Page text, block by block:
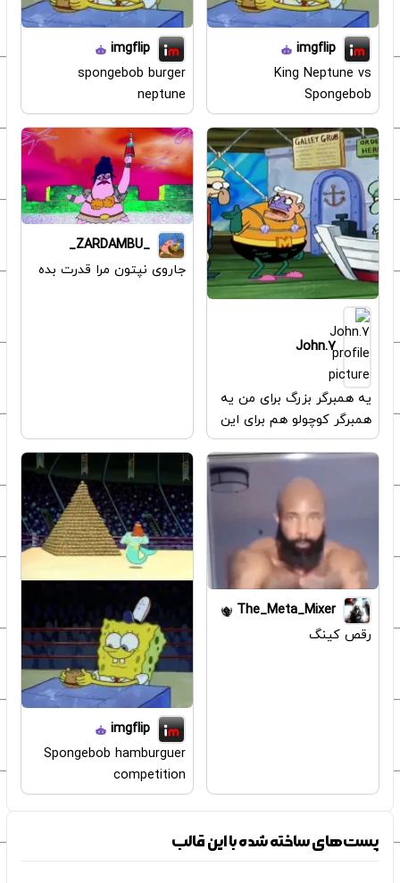
imgflip
King Neptune vs
Spongebob
imgflip
spongebob burger
neptune
John.7
یه همبرگر بزرگ برای من یه
همبرگر کوچولو هم برای این
_ZARDAMBU_
جاروی نپتون مرا قدرت بده
The_Meta_Mixer
رقص کینگ
imgflip
Spongebob hamburguer
competition
پست‌های ساخته شده با این قالب